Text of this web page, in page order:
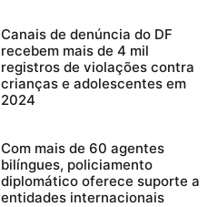
Canais de denúncia do DF
recebem mais de 4 mil
registros de violações contra
crianças e adolescentes em
2024
Com mais de 60 agentes
bilíngues, policiamento
diplomático oferece suporte a
entidades internacionais